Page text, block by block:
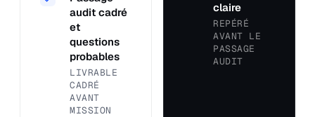
audit cadré
et
questions
probables
LIVRABLE
CADRÉ
AVANT
MISSION
claire
REPÉRÉ
AVANT LE
PASSAGE
AUDIT